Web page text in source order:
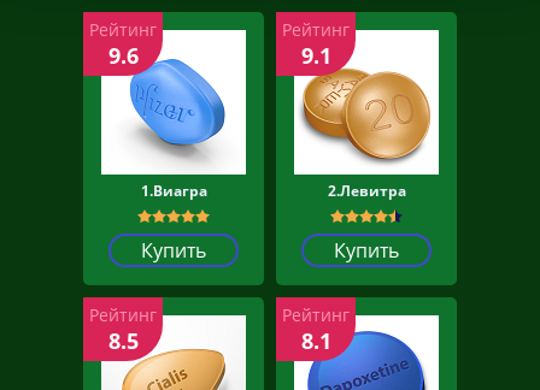
1.Виагра
Купить
Рейтинг
9.6
2.Левитра
Купить
Рейтинг
9.1
Рейтинг
8.5
Рейтинг
8.1